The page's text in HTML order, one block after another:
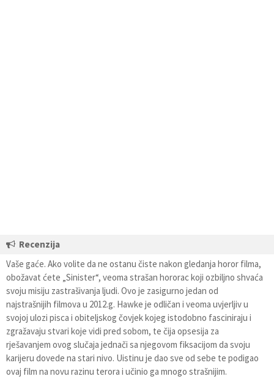
Recenzija
Vaše gaće. Ako volite da ne ostanu čiste nakon gledanja horor filma,
obožavat ćete „Sinister“, veoma strašan hororac koji ozbiljno shvaća
svoju misiju zastrašivanja ljudi. Ovo je zasigurno jedan od
najstrašnijih filmova u 2012.g. Hawke je odličan i veoma uvjerljiv u
svojoj ulozi pisca i obiteljskog čovjek kojeg istodobno fasciniraju i
zgražavaju stvari koje vidi pred sobom, te čija opsesija za
rješavanjem ovog slučaja jednači sa njegovom fiksacijom da svoju
karijeru dovede na stari nivo. Uistinu je dao sve od sebe te podigao
ovaj film na novu razinu terora i učinio ga mnogo strašnijim.